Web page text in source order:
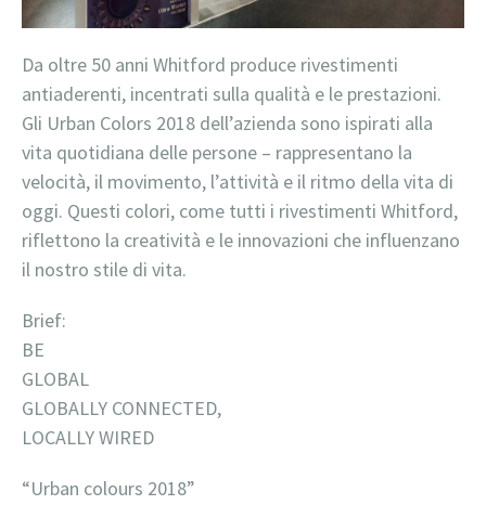
Da oltre 50 anni Whitford produce rivestimenti
antiaderenti, incentrati sulla qualità e le prestazioni.
Gli Urban Colors 2018 dell’azienda sono ispirati alla
vita quotidiana delle persone – rappresentano la
velocità, il movimento, l’attività e il ritmo della vita di
oggi. Questi colori, come tutti i rivestimenti Whitford,
riflettono la creatività e le innovazioni che influenzano
il nostro stile di vita.
BE
GLOBALLY CONNECTED,
LOCALLY WIRED
“Urban colours 2018”